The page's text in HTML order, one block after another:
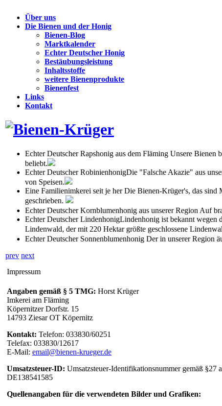
Über uns
Die Bienen und der Honig
Bienen-Blog
Marktkalender
Echter Deutscher Honig
Bestäubungsleistung
Inhaltsstoffe
weitere Bienenprodukte
Bienenfest
Links
Kontakt
Echter Deutscher Rapshonig aus dem Fläming Unsere Bienen
beliebt.
Echter Deutscher RobinienhonigDie "Falsche Akazie" aus
von Speisen.
Eine Familienimkerei seit je herDie Bienen-Krüger's, das sind
geschrieben.
Echter Deutscher Kornblumenhonig aus unserer Region Auf
Echter Deutscher LindenhonigLindenhonig ist bekannt wegen
Lindenwald, der mit 220 Hektar größte geschlossene
Echter Deutscher Sonnenblumenhonig Der in unserer Region
prev next
Impressum
Angaben gemäß § 5 TMG: Horst Krüger
Imkerei am Fläming
Köpernitzer Dorfstr. 15
14793 Ziesar OT Köpernitz
Kontakt: Telefon: 033830/60251
Telefax: 033830/12617
E-Mail: email@bienen-krueger.de
Umsatzsteuer-ID: Umsatzsteuer-Identifikationsnummer gemäß §27
DE138541585
Quellenangaben für die verwendeten Bilder und Grafiken: